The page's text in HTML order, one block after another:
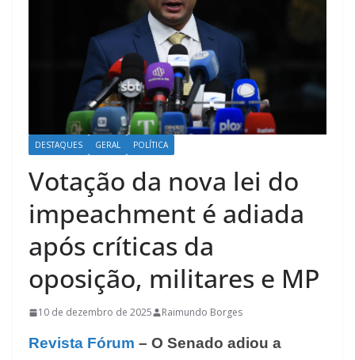
DESTAQUES GERAL POLÍTICA
Votação da nova lei do
impeachment é adiada
após críticas da
oposição, militares e MP
10 de dezembro de 2025 Raimundo Borges
Revista Fórum – O Senado adiou a